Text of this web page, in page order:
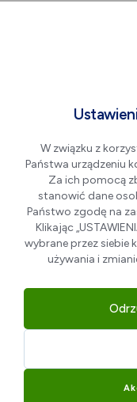
5% zniżki
ogrodu
Firma zajmuje się
terenów zielonych.
W związku z
Państwa urządzeniu
Za ich pomocą
stanowić dane
Państwo zgodę na
Klikając
wybrane przez siebie
używania i